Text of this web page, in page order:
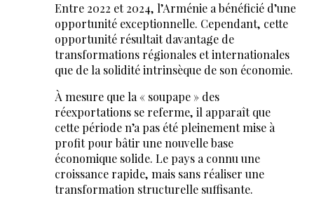
Entre 2022 et 2024, l’Arménie a bénéficié d’une
opportunité exceptionnelle. Cependant, cette
opportunité résultait davantage de
transformations régionales et internationales
que de la solidité intrinsèque de son économie.
À mesure que la « soupape » des
réexportations se referme, il apparaît que
cette période n’a pas été pleinement mise à
profit pour bâtir une nouvelle base
économique solide. Le pays a connu une
croissance rapide, mais sans réaliser une
transformation structurelle suffisante.